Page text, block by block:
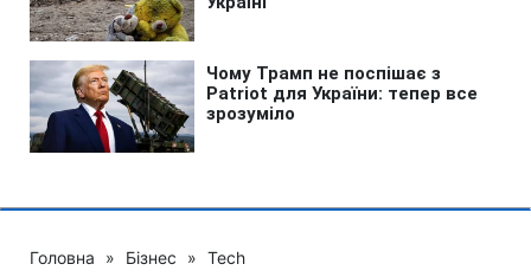
Головна » Бізнес » Tech